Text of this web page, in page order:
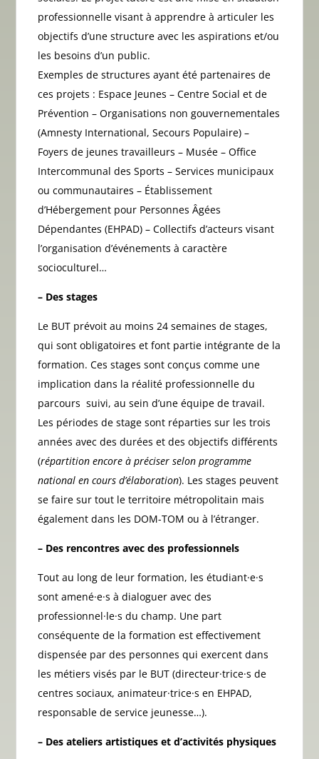
professionnelle visant à apprendre à articuler les
objectifs d’une structure avec les aspirations et/ou
les besoins d’un public.
Exemples de structures ayant été partenaires de
ces projets : Espace Jeunes – Centre Social et de
Prévention – Organisations non gouvernementales
(Amnesty International, Secours Populaire) –
Foyers de jeunes travailleurs – Musée – Office
Intercommunal des Sports – Services municipaux
ou communautaires – Établissement
d’Hébergement pour Personnes Âgées
Dépendantes (EHPAD) – Collectifs d’acteurs visant
l’organisation d’événements à caractère
socioculturel…
– Des stages
Le BUT prévoit au moins 24 semaines de stages,
qui sont obligatoires et font partie intégrante de la
formation. Ces stages sont conçus comme une
implication dans la réalité professionnelle du
parcours suivi, au sein d’une équipe de travail.
Les périodes de stage sont réparties sur les trois
années avec des durées et des objectifs différents
(répartition encore à préciser selon programme
national en cours d’élaboration). Les stages peuvent
se faire sur tout le territoire métropolitain mais
également dans les DOM-TOM ou à l’étranger.
– Des rencontres avec des professionnels
Tout au long de leur formation, les étudiant·e·s
sont amené·e·s à dialoguer avec des
professionnel·le·s du champ. Une part
conséquente de la formation est effectivement
dispensée par des personnes qui exercent dans
les métiers visés par le BUT (directeur·trice·s de
centres sociaux, animateur·trice·s en EHPAD,
responsable de service jeunesse…).
– Des ateliers artistiques et d’activités physiques